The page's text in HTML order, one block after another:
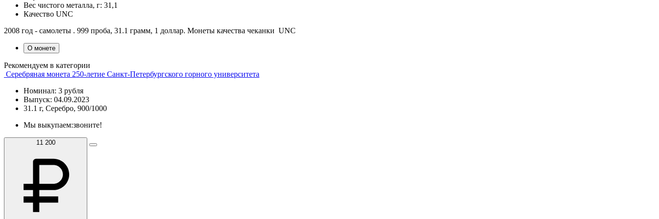
Вес чистого металла, г: 31,1
Качество UNC
2008 год - самолеты . 999 проба, 31.1 грамм, 1 доллар. Монеты качества чеканки UNC
О монете
Рекомендуем в категории
Серебряная монета 250-летие Санкт-Петербургского горного университета
Номинал: 3 рубля
Выпуск: 04.09.2023
31.1 г, Серебро, 900/1000
Мы выкупаем:звоните!
11 200